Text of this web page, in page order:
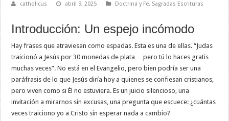
catholicus abril 9, 2025 Doctrina y Fe, Sagradas Escrituras
Introducción: Un espejo incómodo
Hay frases que atraviesan como espadas. Esta es una de ellas. “Judas
traicionó a Jesús por 30 monedas de plata… pero tú lo haces gratis
muchas veces”. No está en el Evangelio, pero bien podría ser una
paráfrasis de lo que Jesús diría hoy a quienes se confiesan cristianos,
pero viven como si Él no estuviera. Es un juicio silencioso, una
invitación a mirarnos sin excusas, una pregunta que escuece: ¿cuántas
veces traiciono yo a Cristo sin esperar nada a cambio?